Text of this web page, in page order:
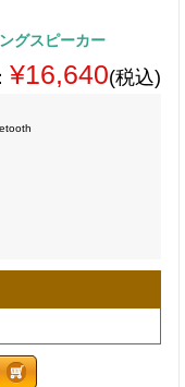
グスピーカー
¥16,640(税込)